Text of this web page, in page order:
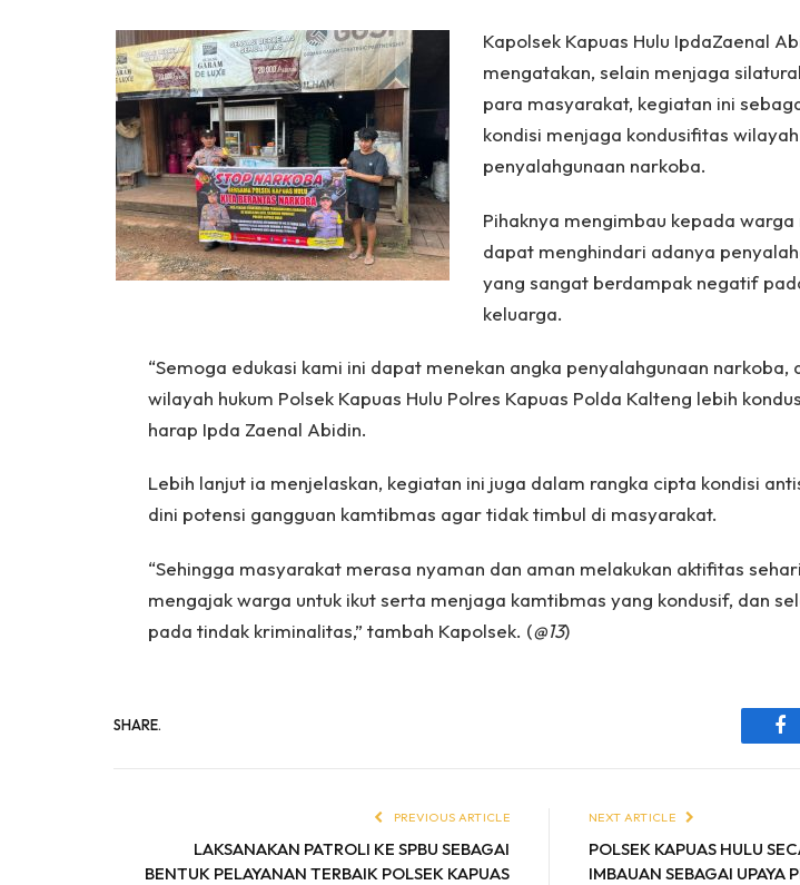
Kapolsek Kapuas Hulu IpdaZaenal
mengatakan, selain menjaga
para masyarakat, kegiatan ini
kondisi menjaga kondusifitas
penyalahgunaan narkoba.
Pihaknya mengimbau kepada
dapat menghindari adanya
yang sangat berdampak negatif
keluarga.
“Semoga edukasi kami ini dapat menekan angka penyalahgunaan narkoba,
wilayah hukum Polsek Kapuas Hulu Polres Kapuas Polda Kalteng lebih
harap Ipda Zaenal Abidin.
Lebih lanjut ia menjelaskan, kegiatan ini juga dalam rangka cipta kondisi
dini potensi gangguan kamtibmas agar tidak timbul di masyarakat.
“Sehingga masyarakat merasa nyaman dan aman melakukan aktifitas
mengajak warga untuk ikut serta menjaga kamtibmas yang kondusif, dan
pada tindak kriminalitas,” tambah Kapolsek. (@13)
SHARE.
PREVIOUS ARTICLE
LAKSANAKAN PATROLI KE SPBU SEBAGAI
BENTUK PELAYANAN TERBAIK POLSEK KAPUAS
NEXT ARTICLE
POLSEK KAPUAS HULU
IMBAUAN SEBAGAI UPAYA